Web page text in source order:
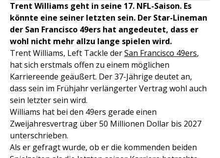
Trent Williams geht in seine 17. NFL-Saison. Es
könnte eine seiner letzten sein. Der Star-Lineman
der San Francisco 49ers hat angedeutet, dass er
wohl nicht mehr allzu lange spielen wird.
Trent Williams, Left Tackle derSan Francisco 49ers,
hat sich erstmals offen zu einem möglichen
Karriereende geäußert. Der 37-Jährige deutet an,
dass sein im Frühjahr verlängerter Vertrag wohl auch
sein letzter sein wird.
Williams hat bei den 49ers gerade einen
Zweijahresvertrag über 50 Millionen Dollar bis 2027
unterschrieben.
Als er gefragt wurde, ob er die kommenden beiden